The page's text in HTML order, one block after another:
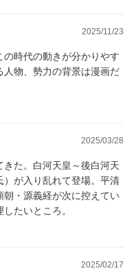
2025/11/23
時代の動きが分かりやす
人物、勢力の背景は漫画だ
2025/03/28
た。白河天皇～後白河天
）が入り乱れて登場。平清
・源義経が次に控えてい
たいところ。
2025/02/17